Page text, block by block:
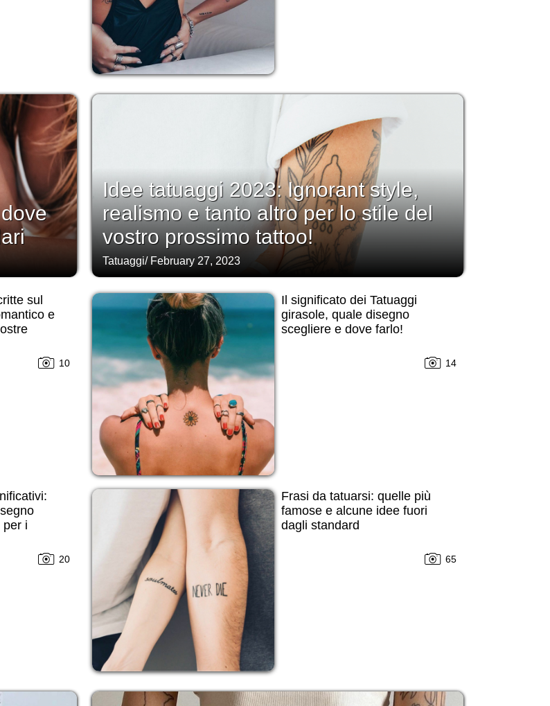
Idee tatuaggi 2023: Ignorant style,
realismo e tanto altro per lo stile del
vostro prossimo tattoo!
Tatuaggi/ February 27, 2023
sul
e
10
Il significato dei Tatuaggi
girasole, quale disegno
scegliere e dove farlo!
14
per i
20
Frasi da tatuarsi: quelle più
famose e alcune idee fuori
dagli standard
65